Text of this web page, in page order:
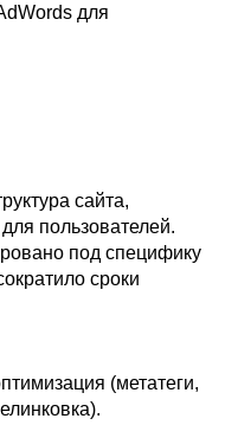
для
сайта,
пользователей.
под специфику
сроки
(метатеги,